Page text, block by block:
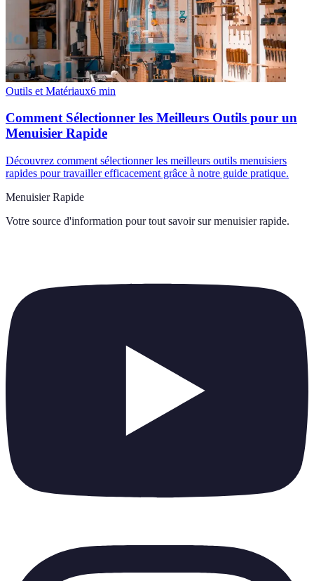
Outils et Matériaux6 min
Comment Sélectionner les Meilleurs Outils pour un
Menuisier Rapide
Découvrez comment sélectionner les meilleurs outils menuisiers
rapides pour travailler efficacement grâce à notre guide pratique.
Menuisier Rapide
Votre source d'information pour tout savoir sur menuisier rapide.